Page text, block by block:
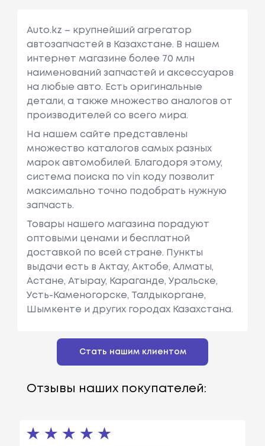
Auto.kz – крупнейший агрегатор
автозапчастей в Казахстане. В нашем
интернет магазине более 70 млн
наименований запчастей и аксессуаров
на любые авто. Есть оригинальные
детали, а также множество аналогов от
производителей со всего мира.
На нашем сайте представлены
множество каталогов самых разных
марок автомобилей. Благодоря этому,
система поиска по vin коду позволит
максимально точно подобрать нужную
запчасть.
Товары нашего магазина порадуют
оптовыми ценами и бесплатной
доставкой по всей стране. Пункты
выдачи есть в Актау, Актобе, Алматы,
Астане, Атырау, Караганде, Уральске,
Усть-Каменогорске, Талдыкоргане,
Шымкенте и других городах Казахстана.
Стать нашим клиентом
Отзывы наших покупателей: